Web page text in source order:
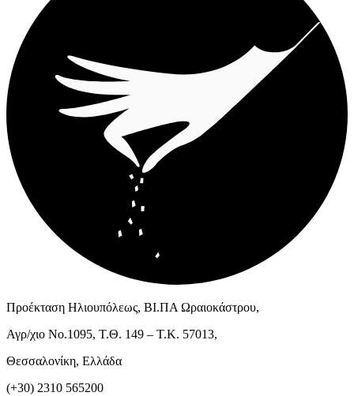
Προέκταση Ηλιουπόλεως, ΒΙ.ΠΑ Ωραιοκάστρου,
Αγρ/χιο Νο.1095, Τ.Θ. 149 – Τ.Κ. 57013,
Θεσσαλονίκη, Ελλάδα
(+30) 2310 565200